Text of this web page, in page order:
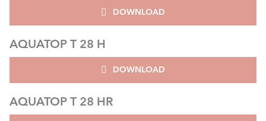
DOWNLOAD
AQUATOP T 28 H
DOWNLOAD
AQUATOP T 28 HR